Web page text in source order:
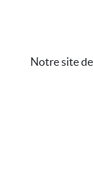
Notre site